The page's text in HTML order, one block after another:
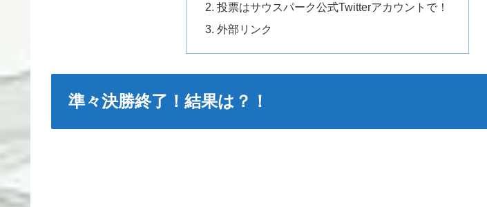
投票はサウスパーク公式Twitterアカウントで！
外部リンク
準々決勝終了！結果は？！